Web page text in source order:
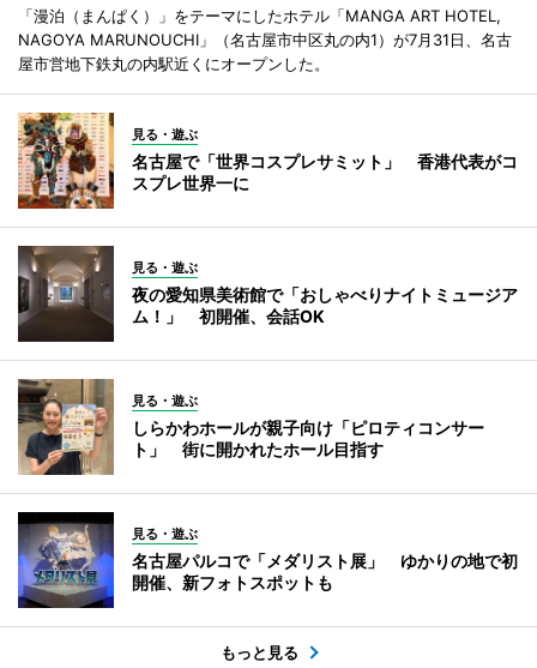
「漫泊（まんぱく）」をテーマにしたホテル「MANGA ART HOTEL,
NAGOYA MARUNOUCHI」（名古屋市中区丸の内1）が7月31日、名古
屋市営地下鉄丸の内駅近くにオープンした。
見る・遊ぶ
名古屋で「世界コスプレサミット」 香港代表がコ
スプレ世界一に
見る・遊ぶ
夜の愛知県美術館で「おしゃべりナイトミュージア
ム！」 初開催、会話OK
見る・遊ぶ
しらかわホールが親子向け「ピロティコンサー
ト」 街に開かれたホール目指す
見る・遊ぶ
名古屋パルコで「メダリスト展」 ゆかりの地で初
開催、新フォトスポットも
もっと見る